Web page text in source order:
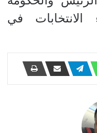
الانتخابات في